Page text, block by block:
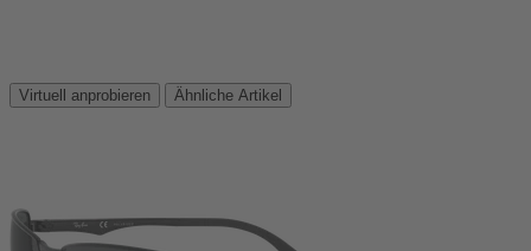
Virtuell anprobieren Ähnliche Artikel